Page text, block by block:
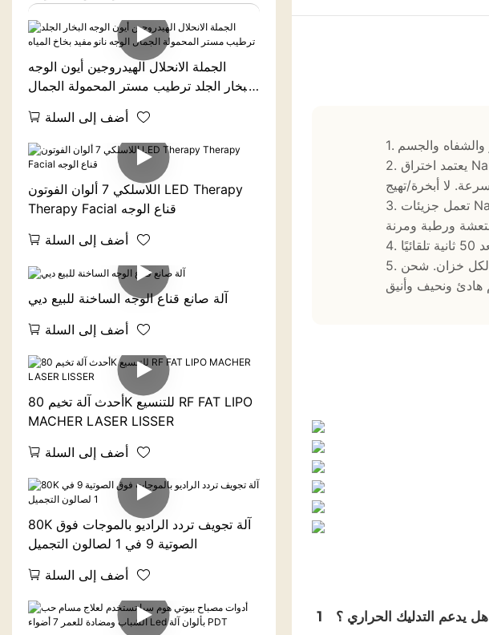
2. يعتمد اختراق Nano Mister، على شريحة انحلال عالية التقنية وعمليات تذبذب خاصة عالية السرعة تحول
3. تعمل جزيئات Nano Mist Solution على حبس رطوبة البشرة عن طريق الدمج مع العناصر الغذائية الحية
5. تصل سعة الخزان المدمج إلى 18 مل، ويمكنك استخدامه حوالي 13 مرة لكل خزان. شحن USB مريح وموفر
1 هل يدعم التدليك الحراري ؟
الجملة الانحلال الهيدروجين أيون الوجه
البخار الجلد ترطيب مستر المحمولة الجمال
أضف إلى السلة
اللاسلكي 7 ألوان الفوتون LED Therapy
Therapy Facial قناع الوجه
أضف إلى السلة
آلة صانع قناع الوجه الساخنة للبيع ديي
أضف إلى السلة
أحدث آلة تخيم 80K للتنسيع RF FAT LIPO
MACHER LASER LISSER
أضف إلى السلة
80K آلة تجويف تردد الراديو بالموجات فوق
الصوتية 9 في 1 لصالون التجميل
أضف إلى السلة